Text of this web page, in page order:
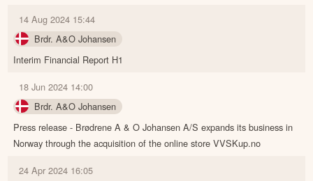
14 Aug 2024 15:44
Brdr. A&O Johansen
Interim Financial Report H1
18 Jun 2024 14:00
Brdr. A&O Johansen
Press release - Brødrene A & O Johansen A/S expands its business in
Norway through the acquisition of the online store VVSKup.no
24 Apr 2024 16:05